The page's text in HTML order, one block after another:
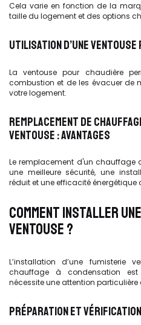
Cela varie en fonction de la
taille du logement et des options
UTILISATION D’UNE
La ventouse pour chaudière
combustion et de les évacuer de
votre logement.
REMPLACEMENT DE
VENTOUSE : AVANTAGES
Le remplacement d'un chauffage
une meilleure sécurité, une
réduit et une efficacité énergétique
COMMENT INSTALLER
VENTOUSE ?
L’installation d’une fumisterie
chauffage à condensation
nécessite une attention
PRÉPARATION ET VÉRIFICATION